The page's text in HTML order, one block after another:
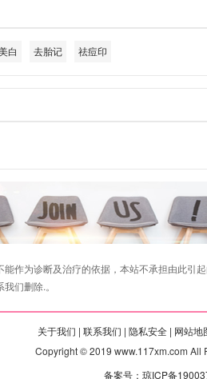
白 去胎记 祛痘印
作为诊断及治疗的依据，本站不承担由此引
们删除.。
关于我们 | 联系我们 | 隐私安全 | 网站地
Copyright © 2019 www.117xm.com All
备案号：琼ICP备